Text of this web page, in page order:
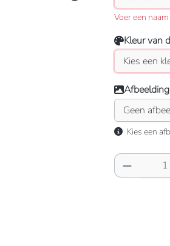
Voer een
Kleur van
Kies een